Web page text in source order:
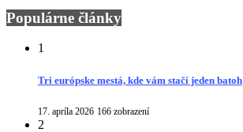
Populárne články
1
Tri európske mestá, kde vám stačí jeden batoh
17. apríla 2026 166 zobrazení
2